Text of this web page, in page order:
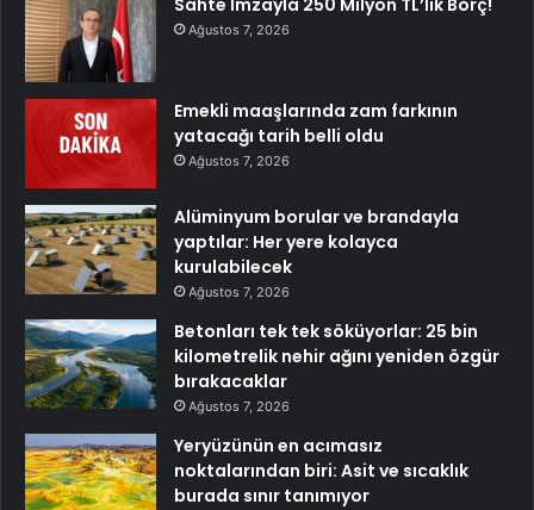
Sahte İmzayla 250 Milyon TL’lik Borç!
Ağustos 7, 2026
Emekli maaşlarında zam farkının
yatacağı tarih belli oldu
Ağustos 7, 2026
Alüminyum borular ve brandayla
yaptılar: Her yere kolayca
kurulabilecek
Ağustos 7, 2026
Betonları tek tek söküyorlar: 25 bin
kilometrelik nehir ağını yeniden özgür
bırakacaklar
Ağustos 7, 2026
Yeryüzünün en acımasız
noktalarından biri: Asit ve sıcaklık
burada sınır tanımıyor